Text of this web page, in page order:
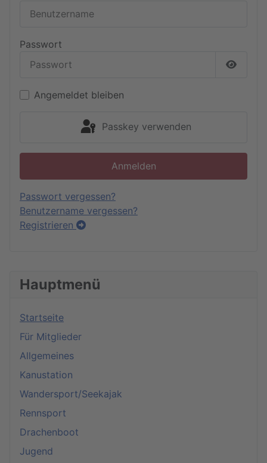
Hauptmenü
Startseite
Für Mitglieder
Allgemeines
Kanustation
Wandersport/Seekajak
Rennsport
Drachenboot
Jugend
Passwort
Angemeldet bleiben
Passkey verwenden
Anmelden
Passwort vergessen?
Benutzername vergessen?
Registrieren